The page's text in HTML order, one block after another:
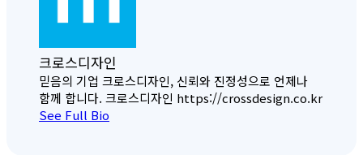
크로스디자인
믿음의 기업 크로스디자인, 신뢰와 진정성으로 언제나
함께 합니다. 크로스디자인 https://crossdesign.co.kr
See Full Bio